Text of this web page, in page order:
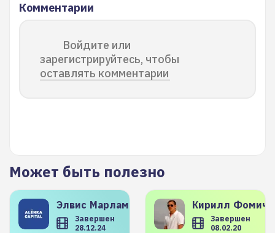
Комментарии
Войдите или
зарегистрируйтесь, чтобы
оставлять комментарии
Может быть полезно
Элвис Марламов
Завершен
28.12.24
Кирилл
Завершен
08.02.20